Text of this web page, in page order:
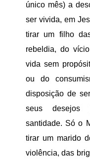
único mês) a
ser vivida, em
tirar um filho
rebeldia, do
vida sem
ou do
disposição de
seus desejos
santidade. Só o
tirar um marido
violência, das